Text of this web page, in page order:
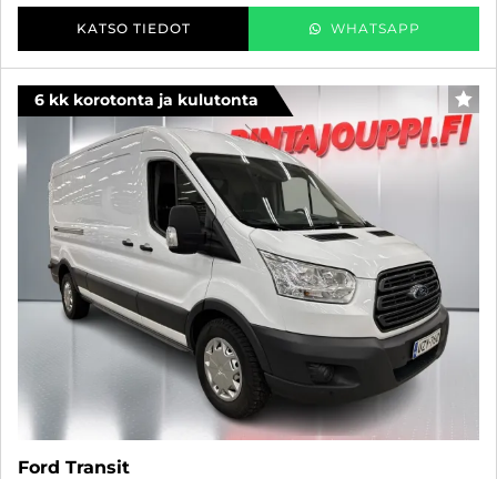
KATSO TIEDOT WHATSAPP
6 kk korotonta ja kulutonta
Ford Transit